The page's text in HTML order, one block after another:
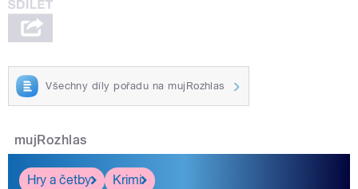
Všechny díly pořadu na mujRozhlas
mujRozhlas
Hry a četby
Krimi